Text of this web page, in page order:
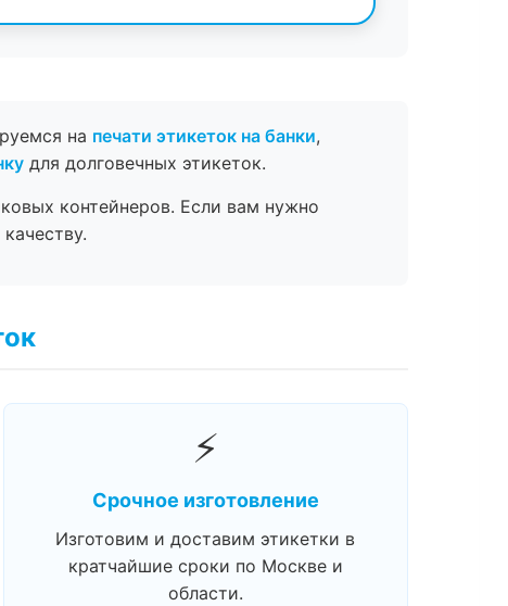
на печати этикеток на банки,
для долговечных этикеток.
контейнеров. Если вам нужно
⚡
Срочное изготовление
Изготовим и доставим этикетки в
кратчайшие сроки по Москве и
области.